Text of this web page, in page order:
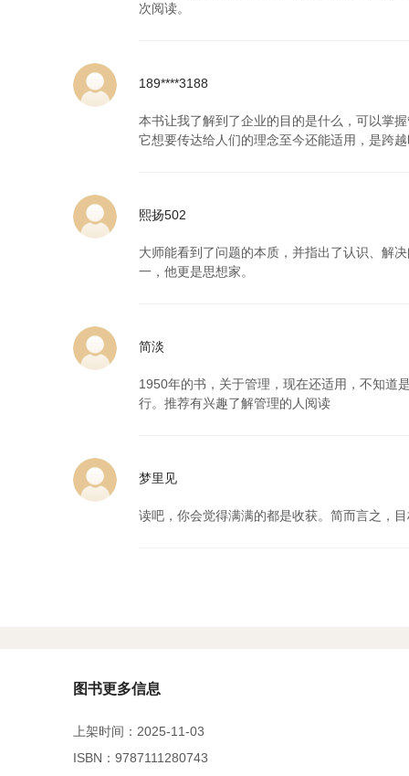
次阅读。
189****3188
本书让我了解到了企业的目的是什么，可以掌
它想要传达给人们的理念至今还能适用，是跨
熙扬502
大师能看到了问题的本质，并指出了认识、解
一，他更是思想家。
简淡
1950年的书，关于管理，现在还适用，不知道
行。推荐有兴趣了解管理的人阅读
梦里见
读吧，你会觉得满满的都是收获。简而言之，
图书更多信息
上架时间：2025-11-03
ISBN：9787111280743